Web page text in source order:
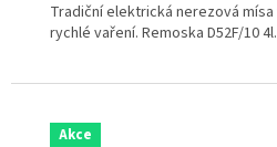
Tradiční elektrická nerezová mísa
rychlé vaření. Remoska D52F/10
Akce